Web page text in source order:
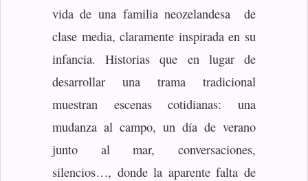
vida de una familia neozelandesa de
clase media, claramente inspirada en su
infancia. Historias que en lugar de
desarrollar una trama tradicional
muestran escenas cotidianas: una
mudanza al campo, un día de verano
junto al mar, conversaciones,
silencios…, donde la aparente falta de